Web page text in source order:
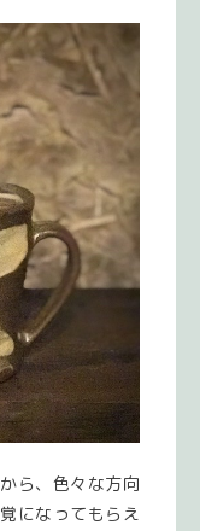
ら、色々な方向
になってもらえ